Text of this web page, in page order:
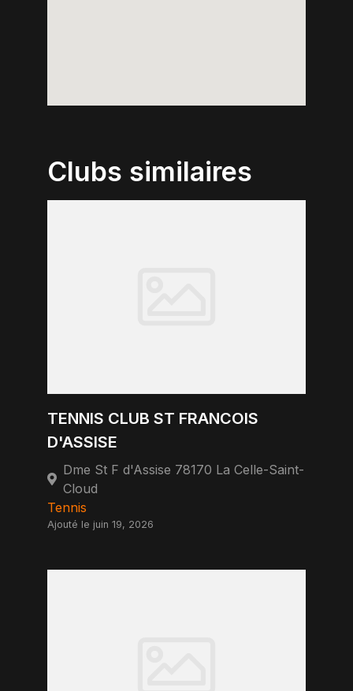
Clubs similaires
TENNIS CLUB ST FRANCOIS
D'ASSISE
Dme St F d'Assise 78170 La Celle-Saint-
Cloud
Tennis
Ajouté le juin 19, 2026